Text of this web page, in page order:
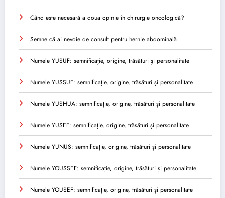
Când este necesară a doua opinie în chirurgie oncologică?
Semne că ai nevoie de consult pentru hernie abdominală
Numele YUSUF: semnificație, origine, trăsături și personalitate
Numele YUSSUF: semnificație, origine, trăsături și personalitate
Numele YUSHUA: semnificație, origine, trăsături și personalitate
Numele YUSEF: semnificație, origine, trăsături și personalitate
Numele YUNUS: semnificație, origine, trăsături și personalitate
Numele YOUSSEF: semnificație, origine, trăsături și personalitate
Numele YOUSEF: semnificație, origine, trăsături și personalitate